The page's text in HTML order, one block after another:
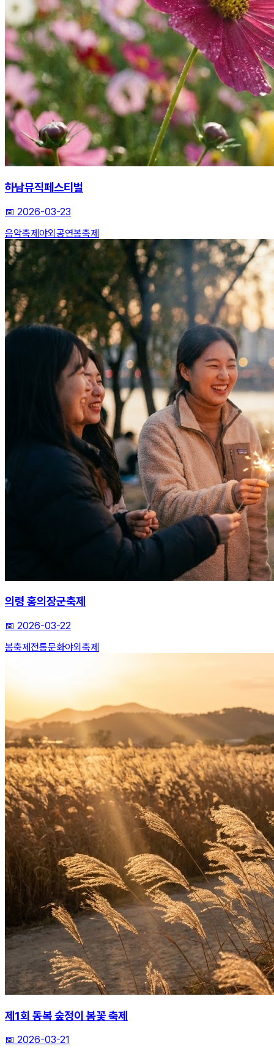
하남뮤직페스티벌
📅 2026-03-23
음악축제야외공연봄축제
의령 홍의장군축제
📅 2026-03-22
봄축제전통문화야외축제
제1회 동복 숲정이 봄꽃 축제
📅 2026-03-21